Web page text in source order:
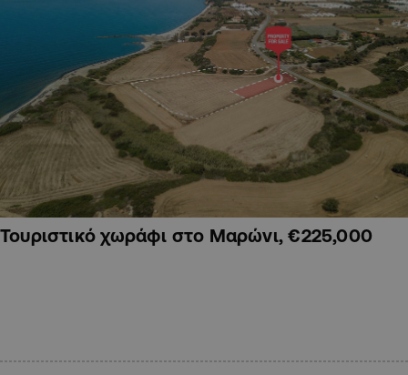
Τουριστικό χωράφι στο Μαρώνι, €225,000